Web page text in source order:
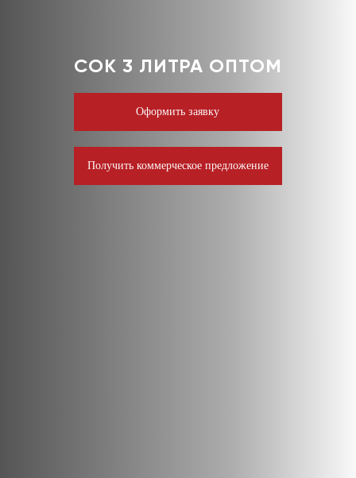
СОК 3 ЛИТРА ОПТОМ
Оформить заявку
Получить коммерческое предложение